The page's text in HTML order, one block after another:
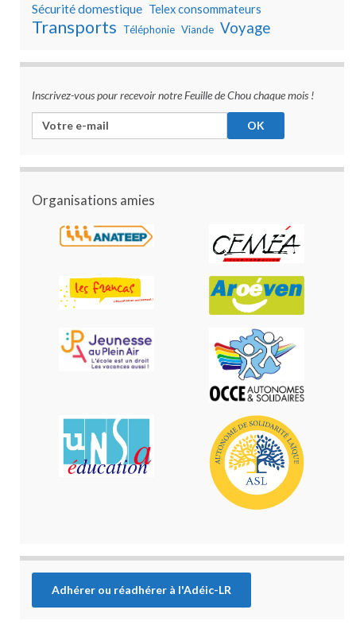
Sécurité domestique Telex consommateurs
Transports Téléphonie Viande Voyage
Inscrivez-vous pour recevoir notre Feuille de Chou chaque mois !
Organisations amies
Adhérer ou réadhérer à l'Adéic-LR